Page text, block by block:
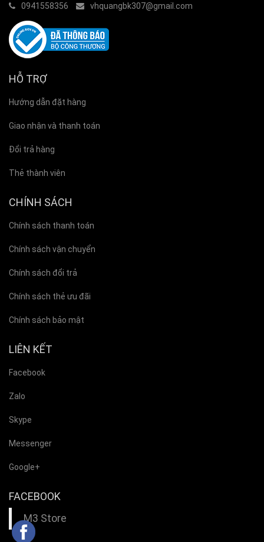
0941558356 vhquangbk307@gmail.com
HỖ TRỢ
Hướng dẫn đặt hàng
Giao nhận và thanh toán
Đổi trả hàng
Thẻ thành viên
CHÍNH SÁCH
Chính sách thanh toán
Chính sách vận chuyển
Chính sách đổi trả
Chính sách thẻ ưu đãi
Chính sách bảo mật
LIÊN KẾT
Facebook
Zalo
Skype
Messenger
Google+
FACEBOOK
M3 Store